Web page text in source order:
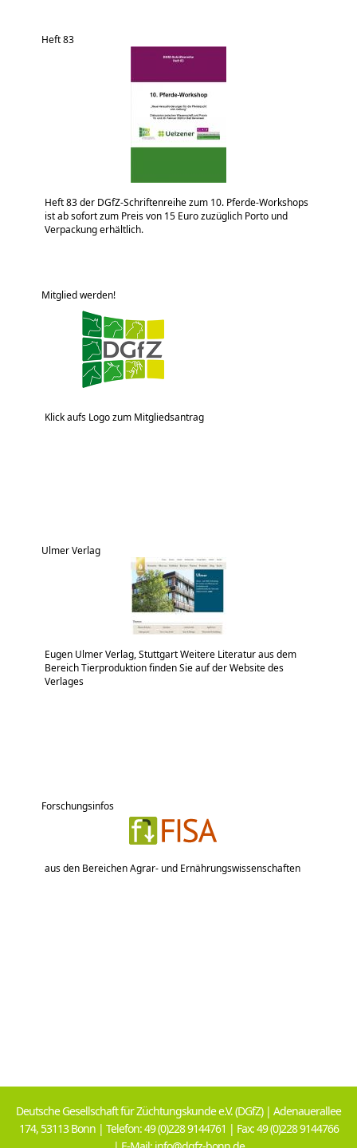
Heft 83
Heft 83 der DGfZ-Schriftenreihe zum 10. Pferde-Workshops
ist ab sofort zum Preis von 15 Euro zuzüglich Porto und
Verpackung erhältlich.
Mitglied werden!
Klick aufs Logo zum Mitgliedsantrag
Ulmer Verlag
Eugen Ulmer Verlag, Stuttgart Weitere Literatur aus dem
Bereich Tierproduktion finden Sie auf der Website des
Verlages
Forschungsinfos
aus den Bereichen Agrar- und Ernährungswissenschaften
Deutsche Gesellschaft für Züchtungskunde e.V. (DGfZ) | Adenauerallee
174, 53113 Bonn | Telefon: 49 (0)228 9144761 | Fax: 49 (0)228 9144766